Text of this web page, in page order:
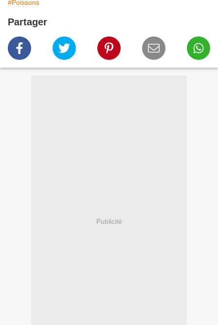
#Poissons
Partager
Publicité